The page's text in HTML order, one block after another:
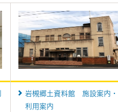
岩槻郷土資料館 施設案内・
利用案内